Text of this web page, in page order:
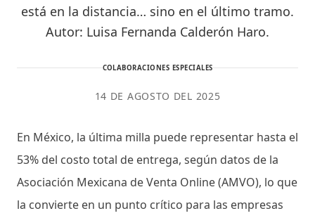
está en la distancia… sino en el último tramo.
Autor: Luisa Fernanda Calderón Haro.
COLABORACIONES ESPECIALES
14 DE AGOSTO DEL 2025
En México, la última milla puede representar hasta el
53% del costo total de entrega, según datos de la
Asociación Mexicana de Venta Online (AMVO), lo que
la convierte en un punto crítico para las empresas